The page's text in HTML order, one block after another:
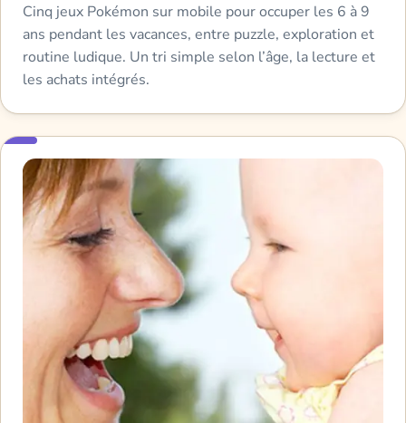
Cinq jeux Pokémon sur mobile pour occuper les 6 à 9
ans pendant les vacances, entre puzzle, exploration et
routine ludique. Un tri simple selon l’âge, la lecture et
les achats intégrés.